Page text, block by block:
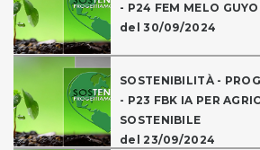
- P24 FEM MELO
del 30/09/2024
SOSTENIBILITÀ -
- P23 FBK IA PER
SOSTENIBILE
del 23/09/2024